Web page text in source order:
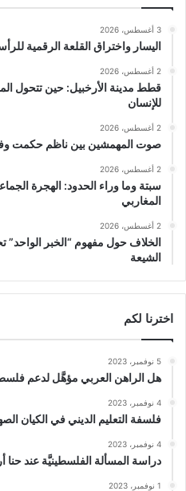
3 أغسطس، 2026
اليسار واختراق القلعة الرقمية
2 أغسطس، 2026
قطط مدينة الأرخبيل: حين تتحول
للإنسان
2 أغسطس، 2026
صوت المهمشين بين ناظم حكمت
2 أغسطس، 2026
سبتة وما وراء الحدود: الهجرة
المغاربي
2 أغسطس، 2026
الخلاف حول مفهوم “الخبر
الشيعة
اخترنا لكم
5 نوفمبر، 2023
هل الراهن العربي مؤهَّل لدعم
4 نوفمبر، 2023
فلسفة التعليم الديني في الكيان
4 نوفمبر، 2023
دراسة المسألة الفلسطينيَّة عند حنا
1 نوفمبر، 2023